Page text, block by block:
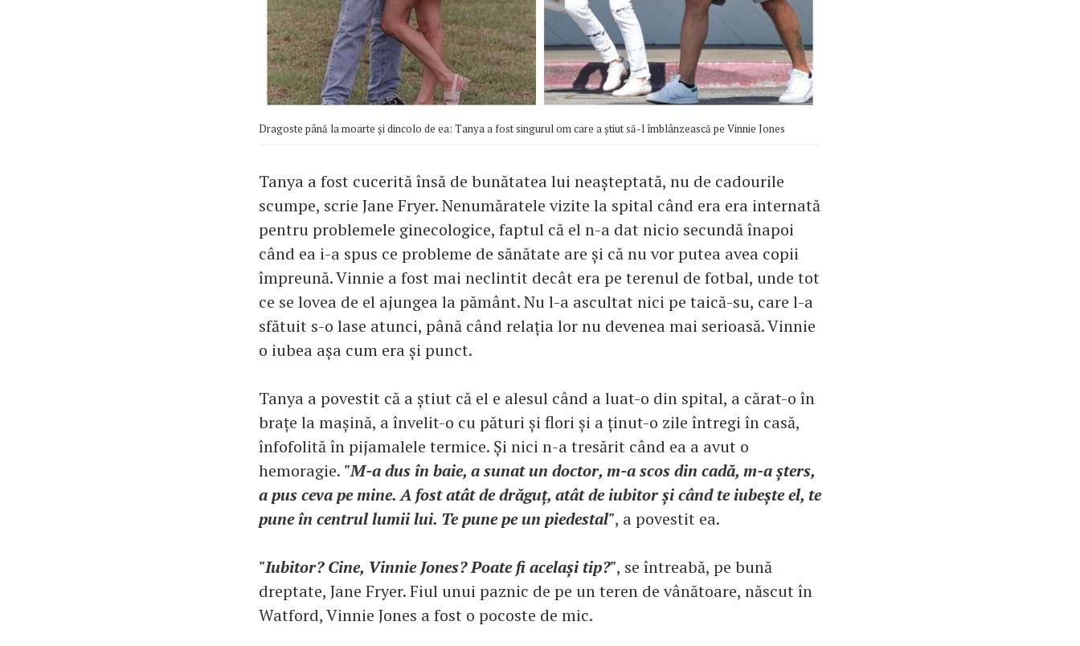
Dragoste până la moarte și dincolo de ea: Tanya a fost singurul om care a știut să-l îmblânzească pe Vinnie Jones
Tanya a fost cucerită însă de bunătatea lui neașteptată, nu de cadourile
scumpe, scrie Jane Fryer. Nenumăratele vizite la spital când era era internată
pentru problemele ginecologice, faptul că el n-a dat nicio secundă înapoi
când ea i-a spus ce probleme de sănătate are și că nu vor putea avea copii
împreună. Vinnie a fost mai neclintit decât era pe terenul de fotbal, unde tot
ce se lovea de el ajungea la pământ. Nu l-a ascultat nici pe taică-su, care l-a
sfătuit s-o lase atunci, până când relația lor nu devenea mai serioasă. Vinnie
o iubea așa cum era și punct.
Tanya a povestit că a știut că el e alesul când a luat-o din spital, a cărat-o în
brațe la mașină, a învelit-o cu pături și flori și a ținut-o zile întregi în casă,
înfofolită în pijamalele termice. Și nici n-a tresărit când ea a avut o
hemoragie. "M-a dus în baie, a sunat un doctor, m-a scos din cadă, m-a șters,
a pus ceva pe mine. A fost atât de drăguț, atât de iubitor și când te iubește el, te
pune în centrul lumii lui. Te pune pe un piedestal", a povestit ea.
"Iubitor? Cine, Vinnie Jones? Poate fi același tip?", se întreabă, pe bună
dreptate, Jane Fryer. Fiul unui paznic de pe un teren de vânătoare, născut în
Watford, Vinnie Jones a fost o pocoste de mic.